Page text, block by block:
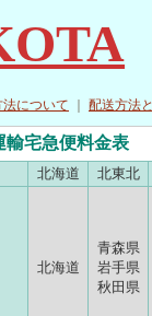
について 配送方法
輸宅急便料金表
北海道 北東北
北海道
青森県
岩手県
秋田県